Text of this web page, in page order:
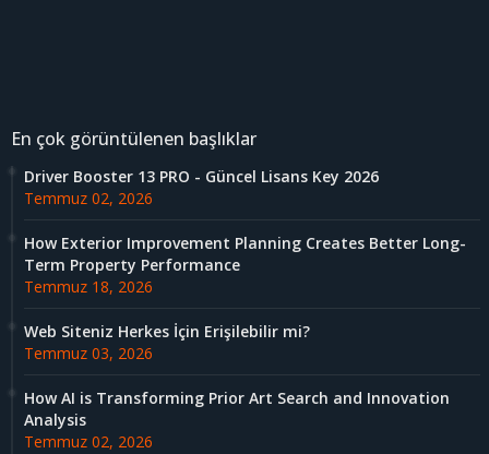
En çok görüntülenen başlıklar
Driver Booster 13 PRO - Güncel Lisans Key 2026
Temmuz 02, 2026
How Exterior Improvement Planning Creates Better Long-
Term Property Performance
Temmuz 18, 2026
Web Siteniz Herkes İçin Erişilebilir mi?
Temmuz 03, 2026
How AI is Transforming Prior Art Search and Innovation
Analysis
Temmuz 02, 2026